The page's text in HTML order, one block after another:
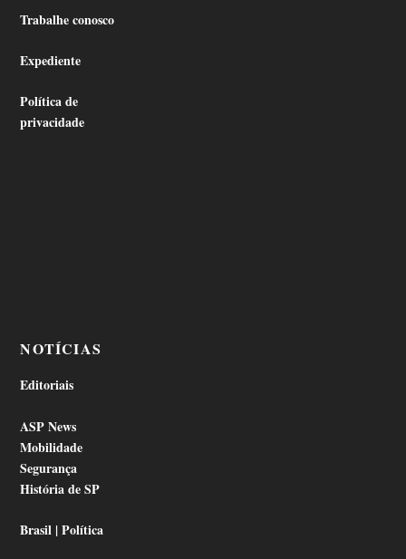
Trabalhe conosco
Expediente
Política de
privacidade
NOTÍCIAS
Editoriais
ASP News
Mobilidade
Segurança
História de SP
Brasil | Política